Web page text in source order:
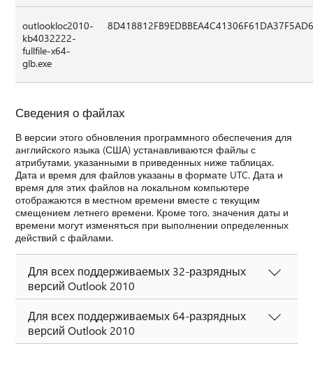
outlookloc2010-
kb4032222-
fullfile-x64-
glb.exe
Сведения о файлах
В версии этого обновления программного обеспечения для
английского языка (США) устанавливаются файлы с
атрибутами, указанными в приведенных ниже таблицах.
Дата и время для файлов указаны в формате UTC. Дата и
время для этих файлов на локальном компьютере
отображаются в местном времени вместе с текущим
смещением летнего времени. Кроме того, значения даты и
времени могут изменяться при выполнении определенных
действий с файлами.
Для всех поддерживаемых 32-разрядных
версий Outlook 2010
Для всех поддерживаемых 64-разрядных
версий Outlook 2010